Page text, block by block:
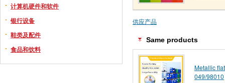
计算机硬件和软件
银行设备
鞋类及配件
食品和饮料
供应产品
Same products
Metallic
049/98010